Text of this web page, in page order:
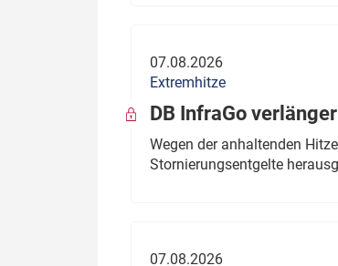
07.08.2026
Extremhitze
DB InfraGo
Wegen der anhaltenden
Stornierungsentgelte
07.08.2026